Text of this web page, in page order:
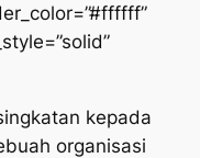
kepada
organisasi